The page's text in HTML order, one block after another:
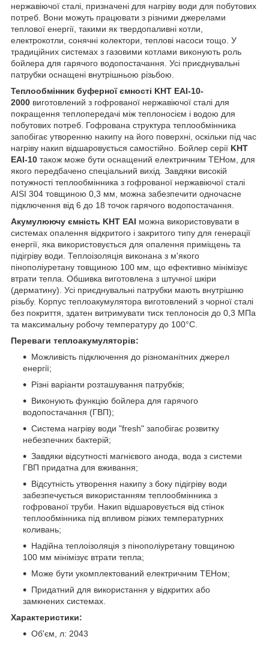
нержавіючої сталі, призначені для нагріву води для побутових
потреб. Вони можуть працювати з різними джерелами
теплової енергії, такими як твердопаливні котли,
електрокотли, сонячні колектори, теплові насоси тощо. У
традиційних системах з газовими котлами виконують роль
бойлера для гарячого водопостачання. Усі приєднувальні
патрубки оснащені внутрішньою різьбою.
Теплообмінник буферної ємності KHT EAI-10-
2000 виготовлений з гофрованої нержавіючої сталі для
покращення теплопередачі між теплоносієм і водою для
побутових потреб. Гофрована структура теплообмінника
запобігає утворенню накипу на його поверхні, оскільки під час
нагріву накип відшаровується самостійно. Бойлер серії KHT
EAI-10 також може бути оснащений електричним ТЕНом, для
якого передбачено спеціальний вихід. Завдяки високій
потужності теплообмінника з гофрованої нержавіючої сталі
AISI 304 товщиною 0,3 мм, можна забезпечити одночасне
підключення від 6 до 18 точок гарячого водопостачання.
Акумулюючу ємність KHT EAI можна використовувати в
системах опалення відкритого і закритого типу для генерації
енергії, яка використовується для опалення приміщень та
підігріву води. Теплоізоляція виконана з м'якого
пінополіуретану товщиною 100 мм, що ефективно мінімізує
втрати тепла. Обшивка виготовлена з штучної шкіри
(дерматину). Усі приєднувальні патрубки мають внутрішню
різьбу. Корпус теплоакумулятора виготовлений з чорної сталі
без покриття, здатен витримувати тиск теплоносія до 0,3 МПа
та максимальну робочу температуру до 100°С.
Переваги теплоакумуляторів:
Можливість підключення до різноманітних джерел
енергії;
Різні варіанти розташування патрубків;
Виконують функцію бойлера для гарячого
водопостачання (ГВП);
Система нагріву води "fresh" запобігає розвитку
небезпечних бактерій;
Завдяки відсутності магнієвого анода, вода з системи
ГВП придатна для вживання;
Відсутність утворення накипу з боку підігріву води
забезпечується використанням теплообмінника з
гофрованої труби. Накип відшаровується від стінок
теплообмінника під впливом різких температурних
коливань;
Надійна теплоізоляція з пінополіуретану товщиною
100 мм мінімізує втрати тепла;
Може бути укомплектований електричним ТЕНом;
Придатний для використання у відкритих або
замкнених системах.
Характеристики:
Об'єм, л: 2043